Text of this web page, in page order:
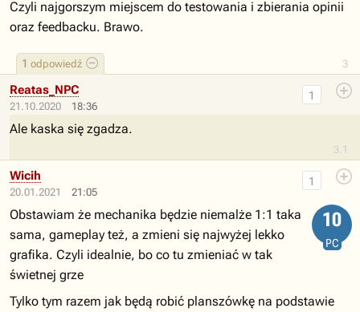
3
1 odpowiedź
Czyli najgorszym miejscem do testowania i zbierania opinii
oraz feedbacku. Brawo.
21.10.2020 18:36
3.1
1
Reatas_NPC
Ale kaska się zgadza.
20.01.2021 21:05
1
Wicih
10
PC
Obstawiam że mechanika będzie niemalże 1:1 taka
sama, gameplay też, a zmieni się najwyżej lekko
grafika. Czyli idealnie, bo co tu zmieniać w tak
świetnej grze
Tylko tym razem jak będą robić planszówkę na podstawie